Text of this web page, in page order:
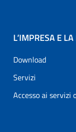
L’IMPRESA E
Download
Servizi
Accesso ai servizi